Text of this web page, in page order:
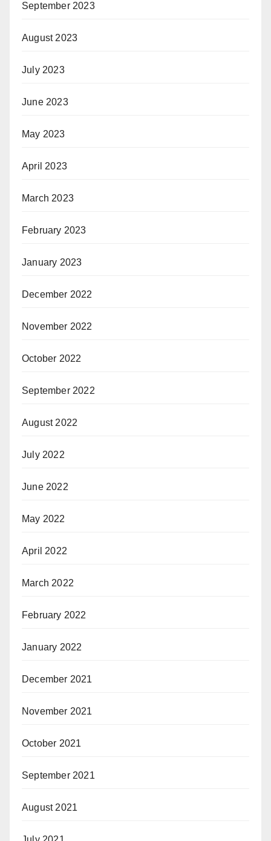
September 2023
August 2023
July 2023
June 2023
May 2023
April 2023
March 2023
February 2023
January 2023
December 2022
November 2022
October 2022
September 2022
August 2022
July 2022
June 2022
May 2022
April 2022
March 2022
February 2022
January 2022
December 2021
November 2021
October 2021
September 2021
August 2021